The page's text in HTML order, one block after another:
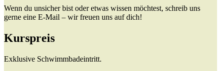
Wenn du unsicher bist oder etwas wissen möchtest, schreib uns
gerne eine E-Mail – wir freuen uns auf dich!
Kurspreis
Exklusive Schwimmbadeintritt.